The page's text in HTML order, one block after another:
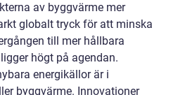
av byggvärme mer
globalt tryck för att minska
till mer hållbara
högt på agendan.
energikällor är i
byggvärme. Innovationer